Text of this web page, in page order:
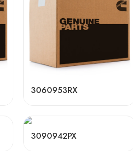
3060953RX
3090942PX